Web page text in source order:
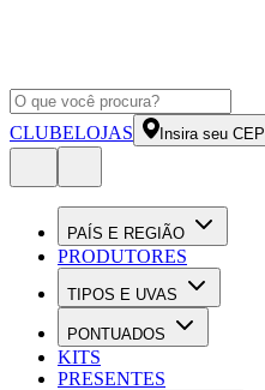
CLUBELOJAS Insira seu CEP
PAÍS E REGIÃO
PRODUTORES
TIPOS E UVAS
PONTUADOS
KITS
PRESENTES